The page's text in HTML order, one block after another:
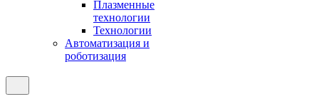
Плазменные
технологии
Технологии
Автоматизация и
роботизация